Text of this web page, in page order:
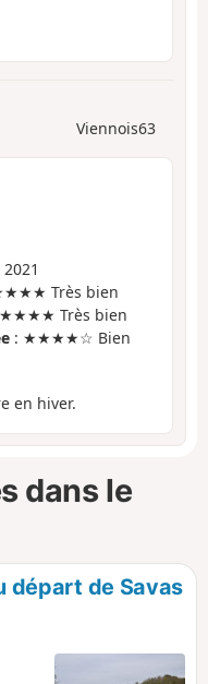
Viennois63
Très bien
Très bien
: ★★★★☆ Bien
en hiver.
dans le
départ de Savas